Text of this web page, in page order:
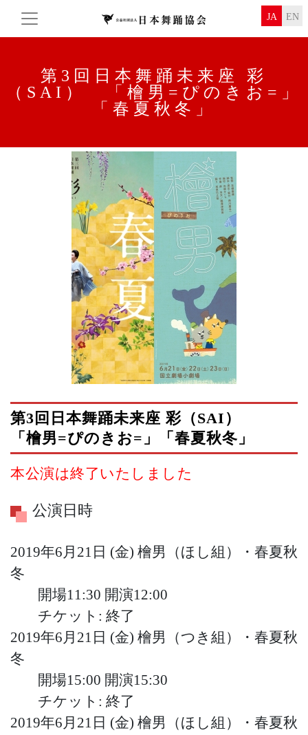
JA EN
第3回日本舞踊未来座 彩
（SAI）
「檜男=ぴのきお=」
「春夏秋冬」
第3回日本舞踊未来座 彩（SAI）
「檜男=ぴのきお=」
「春夏秋冬」
本公演は終了いたしました
公演日時
2019年6月21日 (金) 檜男（ほし組）・春夏秋
冬
開場11:30 開演12:00
チケット: 終了
2019年6月21日 (金) 檜男（つき組）・春夏秋
冬
開場15:00 開演15:30
チケット: 終了
2019年6月21日 (金) 檜男（ほし組）・春夏秋